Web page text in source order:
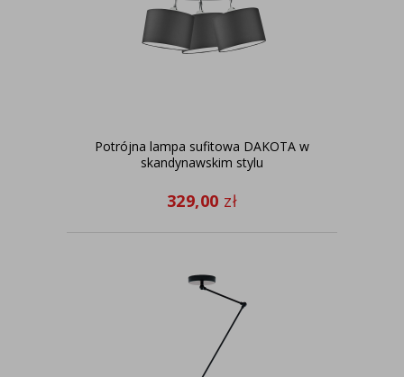
Potrójna lampa sufitowa DAKOTA w
skandynawskim stylu
329,00 zł